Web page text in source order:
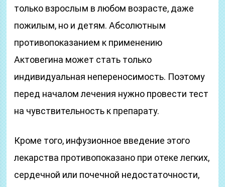
только взрослым в любом возрасте, даже
пожилым, но и детям. Абсолютным
противопоказанием к применению
Актовегина может стать только
индивидуальная непереносимость. Поэтому
перед началом лечения нужно провести тест
на чувствительность к препарату.
Кроме того, инфузионное введение этого
лекарства противопоказано при отеке легких,
сердечной или почечной недостаточности,